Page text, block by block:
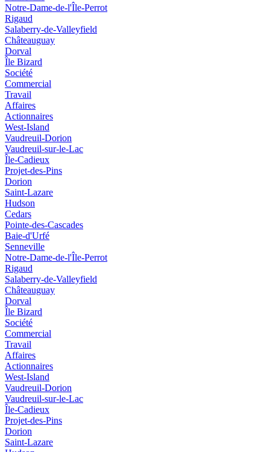
Notre-Dame-de-l'Île-Perrot
Rigaud
Salaberry-de-Valleyfield
Châteauguay
Dorval
Île Bizard
Société
Commercial
Travail
Affaires
Actionnaires
West-Island
Vaudreuil-Dorion
Vaudreuil-sur-le-Lac
Île-Cadieux
Projet-des-Pins
Dorion
Saint-Lazare
Hudson
Cedars
Pointe-des-Cascades
Baie-d'Urfé
Senneville
Notre-Dame-de-l'Île-Perrot
Rigaud
Salaberry-de-Valleyfield
Châteauguay
Dorval
Île Bizard
Société
Commercial
Travail
Affaires
Actionnaires
West-Island
Vaudreuil-Dorion
Vaudreuil-sur-le-Lac
Île-Cadieux
Projet-des-Pins
Dorion
Saint-Lazare